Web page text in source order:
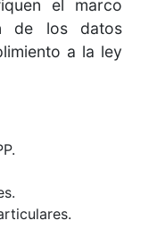
el marco
de los datos
a la ley